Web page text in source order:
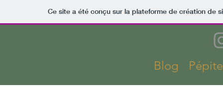
Ce site a été conçu sur la plateforme de création de
Blog